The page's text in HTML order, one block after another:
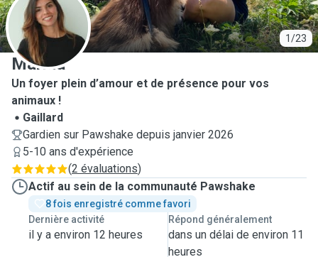
1/23
M
Marina
Un foyer plein d’amour et de présence pour vos
animaux !
Gaillard
Gardien sur Pawshake depuis janvier 2026
5-10 ans d'expérience
(2 évaluations)
Actif au sein de la communauté Pawshake
8 fois enregistré comme favori
Dernière activité
il y a environ 12 heures
Répond généralement
dans un délai de environ 11
heures